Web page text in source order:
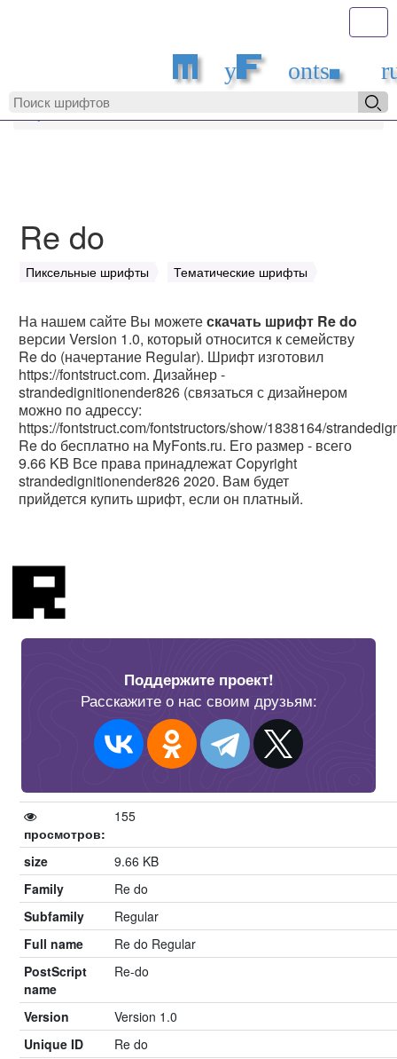
MyFonts.ru
Re do
Пиксельные шрифты Тематические шрифты
На нашем сайте Вы можетескачать шрифт Re do
версии Version 1.0, который относится к семейству
Re do (начертание Regular). Шрифт изготовил
https://fontstruct.com. Дизайнер -
strandedignitionender826 (связаться с дизайнером
можно по адрессу:
https://fontstruct.com/fontstructors/show/1838164/
Re do бесплатно на MyFonts.ru. Его размер - всего
9.66 KB Все права принадлежат Copyright
strandedignitionender826 2020. Вам будет
прийдется купить шрифт, если он платный.
Поддержите проект!
Расскажите о нас своим друзьям:
просмотров:
155
size
9.66 KB
Family
Re do
Subfamily
Regular
Full name
Re do Regular
PostScript
name
Re-do
Version
Version 1.0
Unique ID
Re do